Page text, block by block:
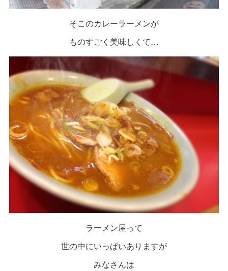
そこのカレーラーメンが
ものすごく美味しくて…
ラーメン屋って
世の中にいっぱいありますが
みなさんは